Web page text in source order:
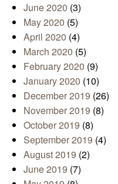
June 2020 (3)
May 2020 (5)
April 2020 (4)
March 2020 (5)
February 2020 (9)
January 2020 (10)
December 2019 (26)
November 2019 (8)
October 2019 (8)
September 2019 (4)
August 2019 (2)
June 2019 (7)